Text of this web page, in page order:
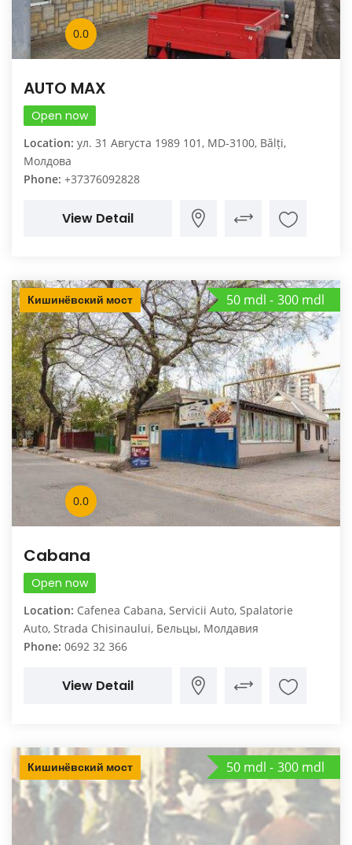
0.0
AUTO MAX
Open now
Location: ул. 31 Августа 1989 101, MD-3100, Bălți,
Молдова
Phone: +37376092828
View Detail
Кишинёвский мост
0.0
Cabana
50 mdl 300 mdl
Open now
Location: Cafenea Cabana, Servicii Auto, Spalatorie
Auto, Strada Chisinaului, Бельцы, Молдавия
Phone: 0692 32 366
View Detail
Кишинёвский мост 50 mdl 300 mdl